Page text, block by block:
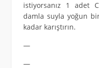
istiyorsanız 1 adet
damla suyla yoğun
kadar karıştırın.
—
—